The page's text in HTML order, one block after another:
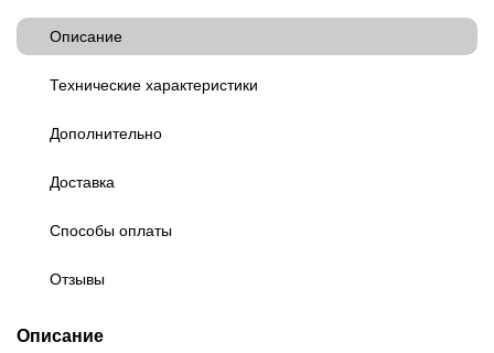
Описание
Технические характеристики
Дополнительно
Доставка
Способы оплаты
Отзывы
Описание